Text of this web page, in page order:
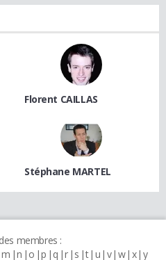
Florent CAILLAS
Stéphane MARTEL
membres :
m n o p q r s t u v w x y